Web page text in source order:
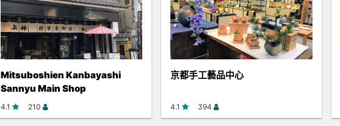
Mitsuboshien Kanbayashi
Sannyu Main Shop
4.1 210
京都手工藝品中心
4.1 394